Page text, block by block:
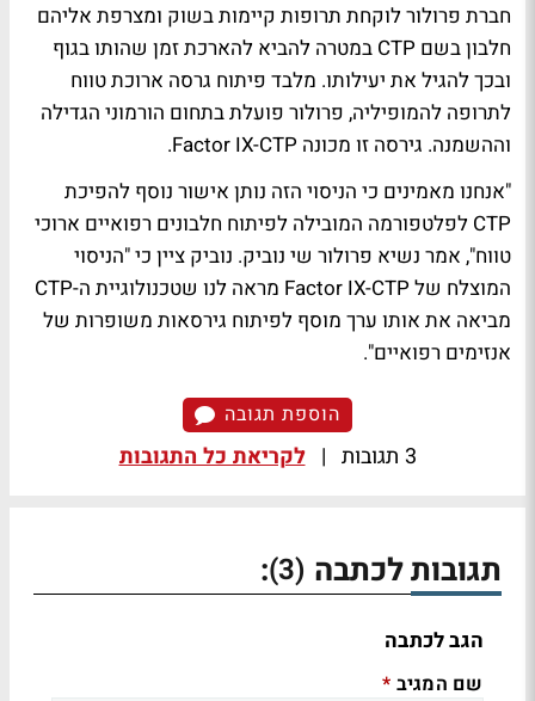
חברת פרולור לוקחת תרופות קיימות בשוק ומצרפת אליהם
חלבון בשם CTP במטרה להביא להארכת זמן שהותו בגוף
ובכך להגיל את יעילותו. מלבד פיתוח גרסה ארוכת טווח
לתרופה להמופיליה, פרולור פועלת בתחום הורמוני הגדילה
וההשמנה. גירסה זו מכונה Factor IX-CTP.
"אנחנו מאמינים כי הניסוי הזה נותן אישור נוסף להפיכת
CTP לפלטפורמה המובילה לפיתוח חלבונים רפואיים ארוכי
טווח", אמר נשיא פרולור שי נוביק. נוביק ציין כי "הניסוי
המוצלח של Factor IX-CTP מראה לנו שטכנולוגיית ה-CTP
מביאה את אותו ערך מוסף לפיתוח גירסאות משופרות של
אנזימים רפואיים".
הוספת תגובה
3 תגובות | לקריאת כל התגובות
תגובות לכתבה (3)
:
הגב לכתבה
שם המגיב *